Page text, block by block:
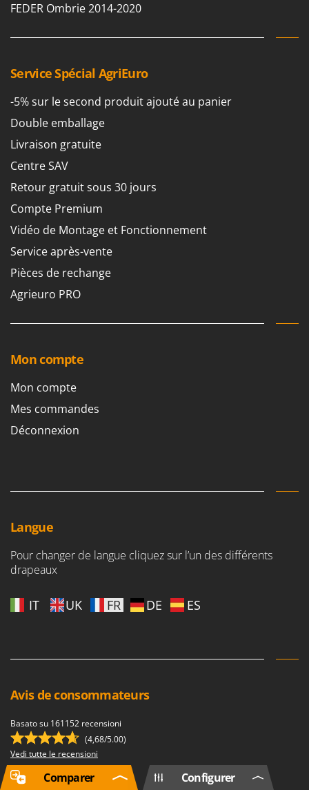
FEDER Ombrie 2014-2020
Service Spécial AgriEuro
-5% sur le second produit ajouté au panier
Double emballage
Livraison gratuite
Centre SAV
Retour gratuit sous 30 jours
Compte Premium
Vidéo de Montage et Fonctionnement
Service après-vente
Pièces de rechange
Agrieuro PRO
Mon compte
Mon compte
Mes commandes
Déconnexion
Langue
Pour changer de langue cliquez sur l’un des différents
drapeaux
IT UK FR DE ES
Avis de consommateurs
Basato su 161152 recensioni
(4,68/5.00)
Vedi tutte le recensioni
Configurer
Comparer